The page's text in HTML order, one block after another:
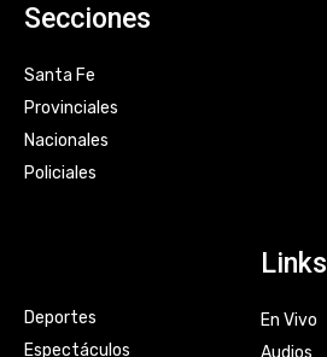
Secciones
Santa Fe
Provinciales
Nacionales
Policiales
Deportes
Espectáculos
Links
En Vivo
Audios